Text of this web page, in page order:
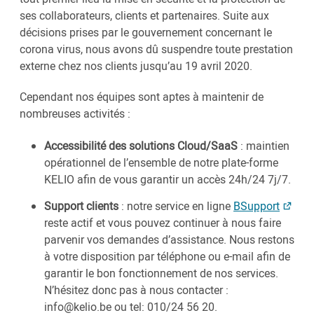
ses collaborateurs, clients et partenaires. Suite aux
décisions prises par le gouvernement concernant le
corona virus, nous avons dû suspendre toute prestation
externe chez nos clients jusqu’au 19 avril 2020.
Cependant nos équipes sont aptes à maintenir de
nombreuses activités :
Accessibilité des solutions Cloud/SaaS : maintien
opérationnel de l’ensemble de notre plate-forme
KELIO afin de vous garantir un accès 24h/24 7j/7.
Support clients : notre service en ligne BSupport
reste actif et vous pouvez continuer à nous faire
parvenir vos demandes d’assistance. Nous restons
à votre disposition par téléphone ou e-mail afin de
garantir le bon fonctionnement de nos services.
N’hésitez donc pas à nous contacter :
info@kelio.be ou tel: 010/24 56 20.